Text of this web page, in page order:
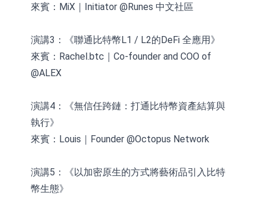
來賓：MiX｜Initiator @Runes 中文社區
演講3：《聯通比特幣L1 / L2的DeFi 全應用》
來賓：Rachel.btc｜Co-founder and COO of
@ALEX
演講4：《無信任跨鏈：打通比特幣資產結算與
執行》
來賓：Louis｜Founder @Octopus Network
演講5：《以加密原生的方式將藝術品引入比特
幣生態》